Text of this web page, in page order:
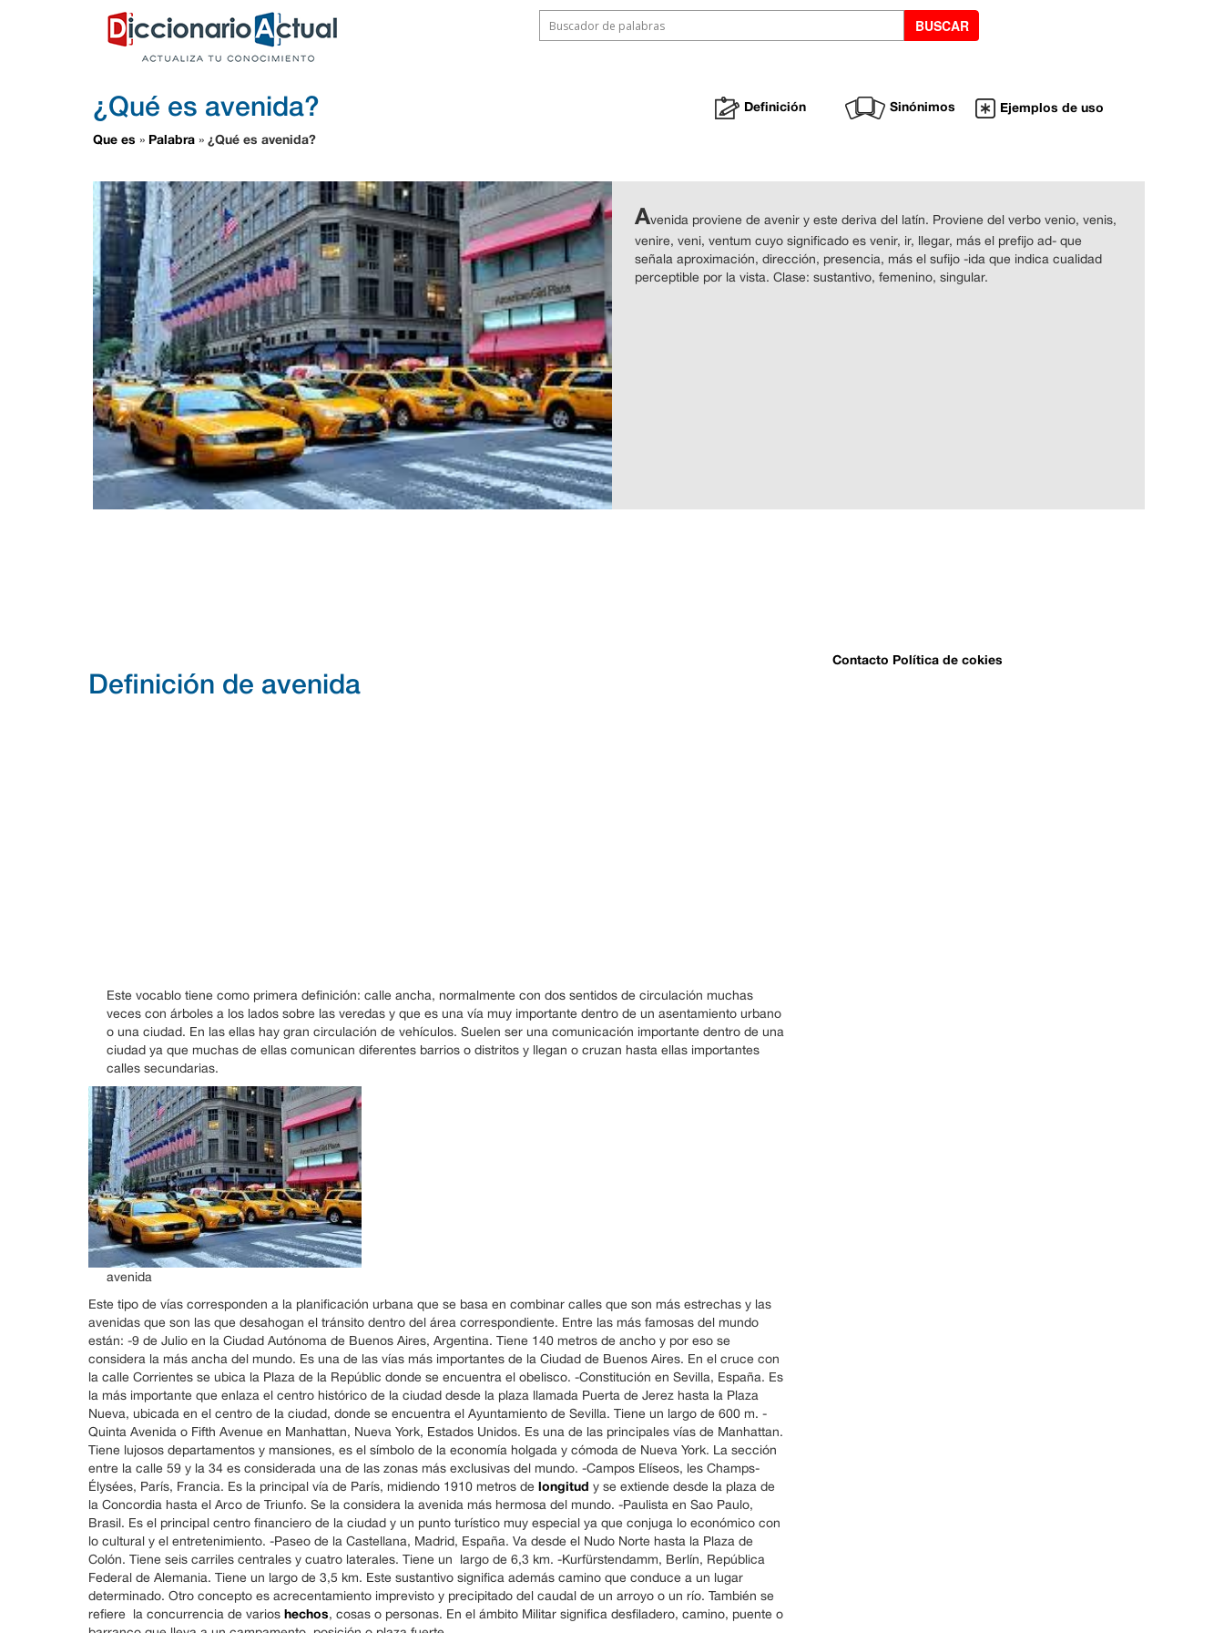
¿Qué es avenida?
Que es » Palabra » ¿Qué es avenida?
Definición Sinónimos Ejemplos de uso
Avenida proviene de avenir y este deriva del latín. Proviene del verbo venio, venis,
venire, veni, ventum cuyo significado es venir, ir, llegar, más el prefijo ad- que
señala aproximación, dirección, presencia, más el sufijo -ida que indica cualidad
perceptible por la vista. Clase: sustantivo, femenino, singular.
Definición de avenida
Este vocablo tiene como primera definición: calle ancha, normalmente con dos sentidos de circulación muchas
veces con árboles a los lados sobre las veredas y que es una vía muy importante dentro de un asentamiento urbano
o una ciudad. En las ellas hay gran circulación de vehículos. Suelen ser una comunicación importante dentro de una
ciudad ya que muchas de ellas comunican diferentes barrios o distritos y llegan o cruzan hasta ellas importantes
calles secundarias.
avenida
Este tipo de vías corresponden a la planificación urbana que se basa en combinar calles que son más estrechas y las
avenidas que son las que desahogan el tránsito dentro del área correspondiente. Entre las más famosas del mundo
están: -9 de Julio en la Ciudad Autónoma de Buenos Aires, Argentina. Tiene 140 metros de ancho y por eso se
considera la más ancha del mundo. Es una de las vías más importantes de la Ciudad de Buenos Aires. En el cruce con
la calle Corrientes se ubica la Plaza de la Repúblic donde se encuentra el obelisco. -Constitución en Sevilla, España. Es
la más importante que enlaza el centro histórico de la ciudad desde la plaza llamada Puerta de Jerez hasta la Plaza
Nueva, ubicada en el centro de la ciudad, donde se encuentra el Ayuntamiento de Sevilla. Tiene un largo de 600 m. -
Quinta Avenida o Fifth Avenue en Manhattan, Nueva York, Estados Unidos. Es una de las principales vías de Manhattan.
Tiene lujosos departamentos y mansiones, es el símbolo de la economía holgada y cómoda de Nueva York. La sección
entre la calle 59 y la 34 es considerada una de las zonas más exclusivas del mundo. -Campos Elíseos, les Champs-
Élysées, París, Francia. Es la principal vía de París, midiendo 1910 metros de longitud y se extiende desde la plaza de
la Concordia hasta el Arco de Triunfo. Se la considera la avenida más hermosa del mundo. -Paulista en Sao Paulo,
Brasil. Es el principal centro financiero de la ciudad y un punto turístico muy especial ya que conjuga lo económico con
lo cultural y el entretenimiento. -Paseo de la Castellana, Madrid, España. Va desde el Nudo Norte hasta la Plaza de
Colón. Tiene seis carriles centrales y cuatro laterales. Tiene un largo de 6,3 km. -Kurfürstendamm, Berlín, República
Federal de Alemania. Tiene un largo de 3,5 km. Este sustantivo significa además camino que conduce a un lugar
determinado. Otro concepto es acrecentamiento imprevisto y precipitado del caudal de un arroyo o un río. También se
refiere la concurrencia de varios hechos, cosas o personas. En el ámbito Militar significa desfiladero, camino, puente o
Contacto Política de cokies